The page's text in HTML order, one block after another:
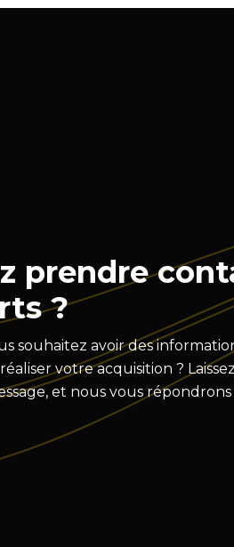
prendre
?
souhaitez avoir des
votre acquisition ?
et nous vous répondrons